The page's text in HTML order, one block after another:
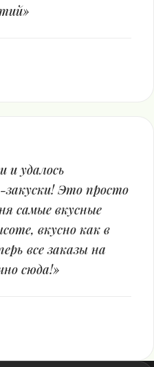
»
и удалось
закуски! Это просто
самые вкусные
вкусно как в
все заказы на
сюда!»